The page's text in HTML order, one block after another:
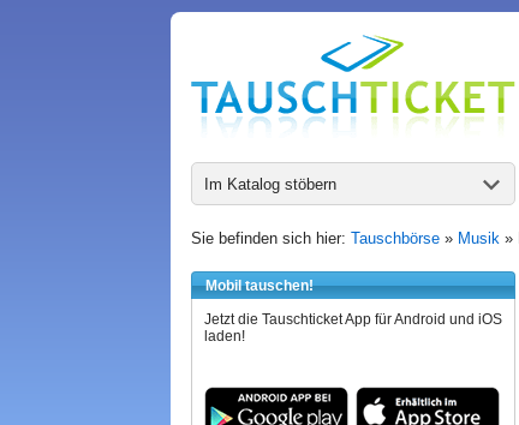
Im Katalog stöbern
Sie befinden sich hier: Tauschbörse » Musik »
Mobil tauschen!
Jetzt die Tauschticket App für Android und iOS
laden!